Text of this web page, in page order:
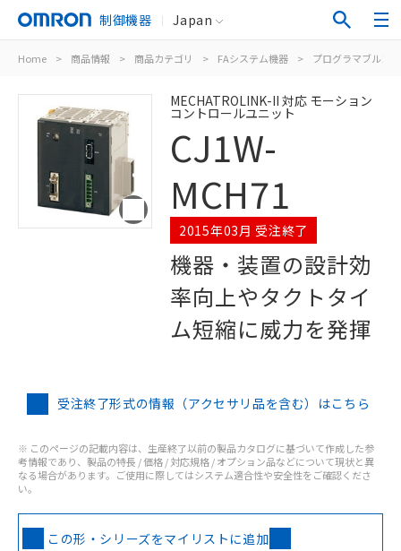
制御機器 Japan
Home > 商品情報 > 商品カテゴリ > FAシステム機器 > プログラマブルコ
MECHATROLINK-II 対応 モーション
コントロールユニット
CJ1W-
MCH71
2015年03月 受注終了
機器・装置の設計効
率向上やタクトタイ
ム短縮に威力を発揮
受注終了形式の情報（アクセサリ品を含む）はこちら
※ このページの記載内容は、生産終了以前の製品カタログに基づいて作成した参
考情報であり、製品の特長 / 価格 / 対応規格 / オプション品などについて現状と異
なる場合があります。ご使用に際してはシステム適合性や安全性をご確認くださ
い。
この形・シリーズをマイリストに追加